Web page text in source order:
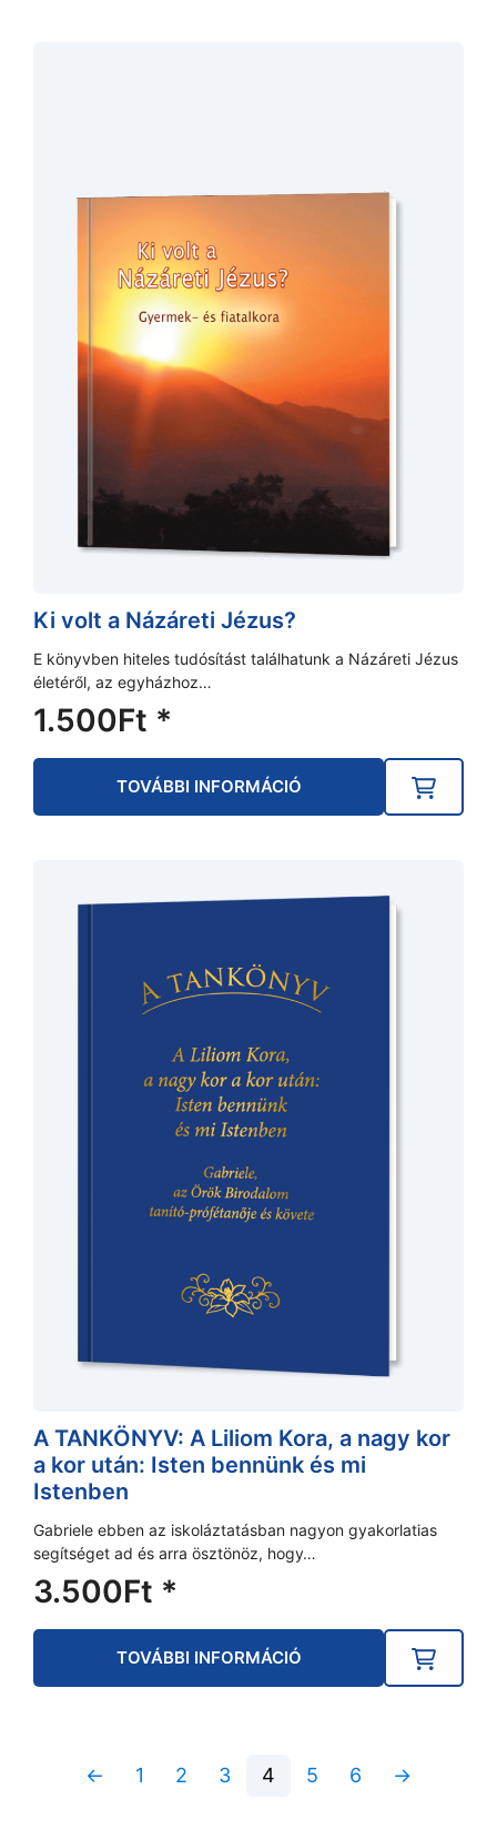
Ki volt a Názáreti Jézus?
E könyvben hiteles tudósítást találhatunk a Názáreti Jézus
életéről, az egyházhoz…
1.500Ft *
TOVÁBBI INFORMÁCIÓ
A TANKÖNYV: A Liliom Kora, a nagy kor
a kor után: Isten bennünk és mi
Istenben
Gabriele ebben az iskoláztatásban nagyon gyakorlatias
segítséget ad és arra ösztönöz, hogy…
3.500Ft *
TOVÁBBI INFORMÁCIÓ
← 1 2 3 4 5 6 →